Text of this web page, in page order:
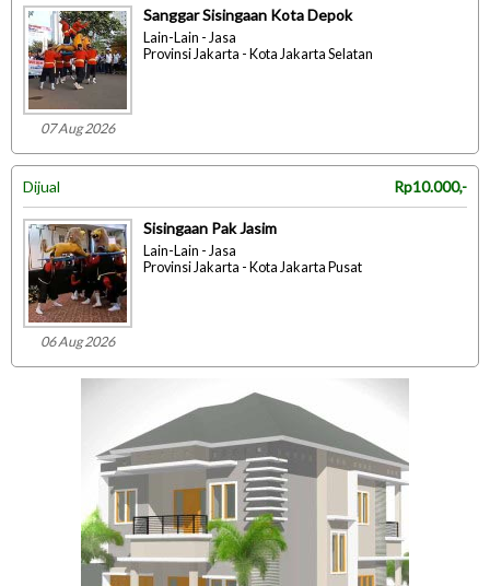
07 Aug 2026
Sanggar Sisingaan Kota Depok
Lain-Lain - Jasa
Provinsi Jakarta - Kota Jakarta Selatan
Dijual Rp10.000,-
06 Aug 2026
Sisingaan Pak Jasim
Lain-Lain - Jasa
Provinsi Jakarta - Kota Jakarta Pusat